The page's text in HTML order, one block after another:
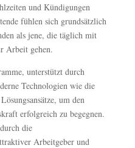
und Kündigungen
fühlen sich grundsätzlich
als jene, die täglich mit
Arbeit gehen.
unterstützt durch
Technologien wie die
um den
erfolgreich zu begegnen.
die
Arbeitgeber und